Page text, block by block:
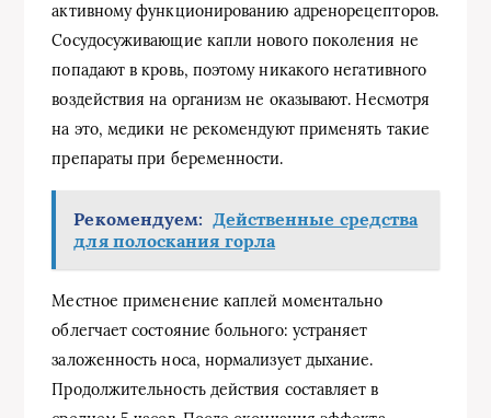
активному функционированию адренорецепторов.
Сосудосуживающие капли нового поколения не
попадают в кровь, поэтому никакого негативного
воздействия на организм не оказывают. Несмотря
на это, медики не рекомендуют применять такие
препараты при беременности.
Рекомендуем: Действенные средства
для полоскания горла
Местное применение каплей моментально
облегчает состояние больного: устраняет
заложенность носа, нормализует дыхание.
Продолжительность действия составляет в